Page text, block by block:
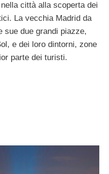
città alla scoperta dei
La vecchia Madrid da
sue due grandi piazze,
e dei loro dintorni, zone
parte dei turisti.